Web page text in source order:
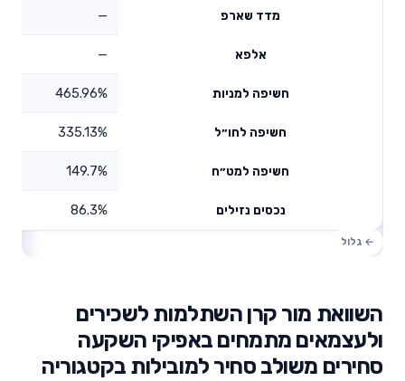
מדד שארפ —
אלפא —
חשיפה למניות 465.96%
חשיפה לחו״ל 335.13%
חשיפה למט״ח 149.7%
נכסים נזילים 86.3%
השוואת מור קרן השתלמות לשכירים
ולעצמאים מתמחים באפיקי השקעה
סחירים משולב סחיר למובילות בקטגוריה